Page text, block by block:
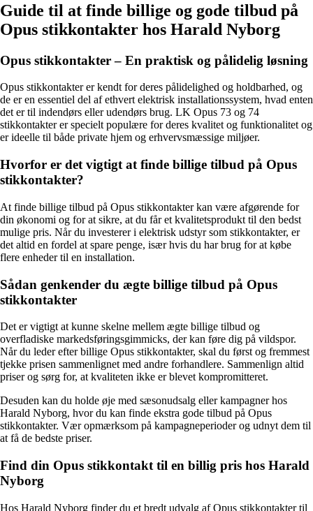
Guide til at finde billige og gode tilbud på
Opus stikkontakter hos Harald Nyborg
Opus stikkontakter – En praktisk og pålidelig løsning
Opus stikkontakter er kendt for deres pålidelighed og holdbarhed, og
de er en essentiel del af ethvert elektrisk installationssystem, hvad enten
det er til indendørs eller udendørs brug. LK Opus 73 og 74
stikkontakter er specielt populære for deres kvalitet og funktionalitet og
er ideelle til både private hjem og erhvervsmæssige miljøer.
Hvorfor er det vigtigt at finde billige tilbud på Opus
stikkontakter?
At finde billige tilbud på Opus stikkontakter kan være afgørende for
din økonomi og for at sikre, at du får et kvalitetsprodukt til den bedst
mulige pris. Når du investerer i elektrisk udstyr som stikkontakter, er
det altid en fordel at spare penge, især hvis du har brug for at købe
flere enheder til en installation.
Sådan genkender du ægte billige tilbud på Opus
stikkontakter
Det er vigtigt at kunne skelne mellem ægte billige tilbud og
overfladiske markedsføringsgimmicks, der kan føre dig på vildspor.
Når du leder efter billige Opus stikkontakter, skal du først og fremmest
tjekke prisen sammenlignet med andre forhandlere. Sammenlign altid
priser og sørg for, at kvaliteten ikke er blevet kompromitteret.
Desuden kan du holde øje med sæsonudsalg eller kampagner hos
Harald Nyborg, hvor du kan finde ekstra gode tilbud på Opus
stikkontakter. Vær opmærksom på kampagneperioder og udnyt dem til
at få de bedste priser.
Find din Opus stikkontakt til en billig pris hos Harald
Nyborg
Hos Harald Nyborg finder du et bredt udvalg af Opus stikkontakter til